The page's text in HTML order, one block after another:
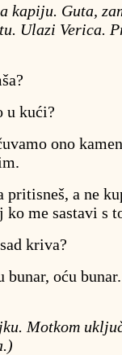
kapiju. Guta,
Ulazi Verica.
u kući?
ono
pritisneš, a ne
ko me sastavi s
kriva?
bunar, oću
Motkom